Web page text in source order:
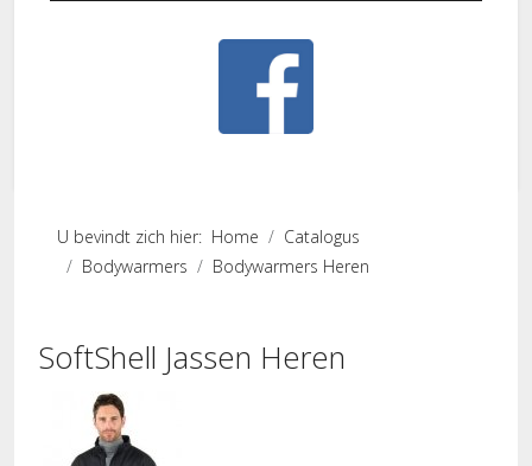
U bevindt zich hier: Home
Catalogus
Bodywarmers
Bodywarmers Heren
SoftShell Jassen Heren